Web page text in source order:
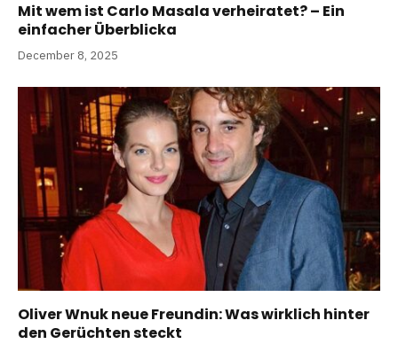
Mit wem ist Carlo Masala verheiratet? – Ein
einfacher Überblicka
December 8, 2025
Oliver Wnuk neue Freundin: Was wirklich hinter
den Gerüchten steckt